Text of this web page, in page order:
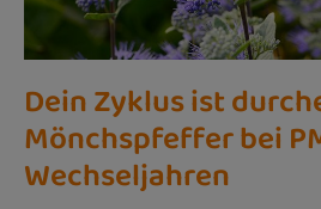
Dein Zyklus ist
Mönchspfeffer bei
Wechseljahren